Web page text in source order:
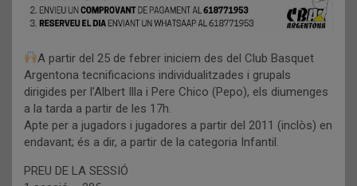
A partir del 25 de febrer iniciem des del Club Basquet
Argentona tecnificacions individualitzades i grupals
dirigides per l’Albert Illa i Pere Chico (Pepo), els diumenges
a la tarda a partir de les 17h.
Apte per a jugadors i jugadores a partir del 2011 (inclòs) en
endavant; és a dir, a partir de la categoria Infantil.
PREU DE LA SESSIÓ